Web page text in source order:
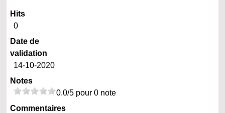
Hits
0
Date de
validation
14-10-2020
Notes
0.0/5 pour 0 note
Commentaires